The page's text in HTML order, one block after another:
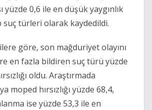
yüzde 0,6 ile en düşük yaygınlık
suç türleri olarak kaydedildi.
göre, son mağduriyet olayını
en fazla bildiren suç türü yüzde
oldu. Araştırmada
moped hırsızlığı yüzde 68,4,
ise yüzde 53,3 ile en